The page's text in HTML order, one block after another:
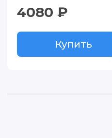
4080 ₽
Купить
Купить